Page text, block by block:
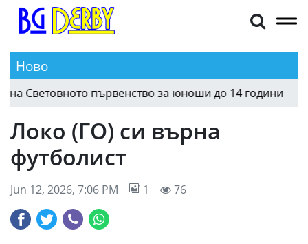
Ново
първенство за юноши до 14 години
Локо (ГО) си върна
футболист
Jun 12, 2026, 7:06 PM 1 76